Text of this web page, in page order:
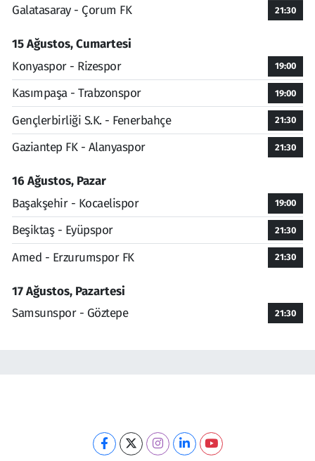
Galatasaray - Çorum FK
21:30
15 Ağustos, Cumartesi
Konyaspor - Rizespor
19:00
Kasımpaşa - Trabzonspor 19:00
Gençlerbirliği S.K. - Fenerbahçe 21:30
Gaziantep FK - Alanyaspor 21:30
16 Ağustos, Pazar
Başakşehir - Kocaelispor
19:00
Beşiktaş - Eyüpspor 21:30
Amed - Erzurumspor FK 21:30
17 Ağustos, Pazartesi
Samsunspor - Göztepe
21:30